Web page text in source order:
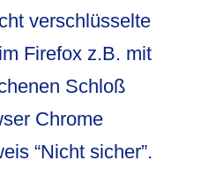
verschlüsselte
Firefox z.B. mit
Schloß
Chrome
“Nicht sicher”.